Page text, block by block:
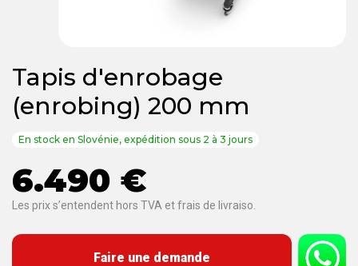
Tapis d'enrobage
(enrobing) 200 mm
En stock en Slovénie, expédition sous 2 à 3 jours
6.490 €
Les prix s’entendent hors TVA et frais de livraiso.
Faire une demande